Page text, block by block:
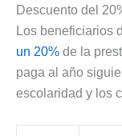
Descuento del
Los beneficiarios
un 20% de la
paga al año
escolaridad y los